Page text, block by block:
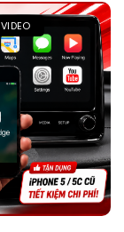
VIDEO